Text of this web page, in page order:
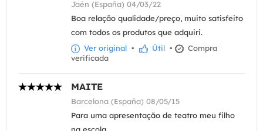
Jaén (España) 04/03/22
Boa relação qualidade/preço, muito satisfeito
com todos os produtos que adquiri.
Ver original • Útil •
Compra
verificada
MAITE
Barcelona (España) 08/05/15
Para uma apresentação de teatro meu filho